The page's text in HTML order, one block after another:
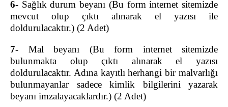
Sulh Hukuk Mahkemeleri
Aile Mahkemeleri
İcra Mahkemeleri
İş Mahkemeleri
Kadastro Mahkemeleri
Tüketici Mahkemeleri
İCRA DAİRESİ BAŞKANLIĞI
DİYARBAKIR İCRA DAİRELERİ BAŞKANLIĞI
6- Sağlık durum beyanı (Bu form internet sitemizde
mevcut olup çıktı alınarak el yazısı ile
doldurulacaktır.) (2 Adet)
7- Mal beyanı
(Bu form internet sitemizde
bulunmakta olup çıktı alınarak el yazısı
doldurulacaktır. Adına kayıtlı herhangi bir malvarlığı
bulunmayanlar sadece kimlik bilgilerini yazarak
beyanı imzalayacaklardır.) (2 Adet)